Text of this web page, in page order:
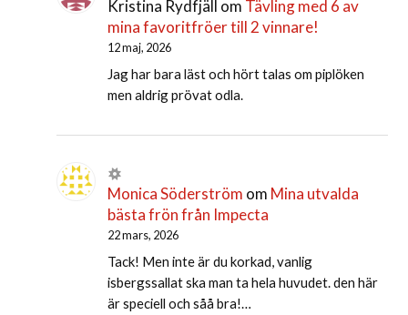
Kristina Rydfjäll om Tävling med 6 av
mina favoritfröer till 2 vinnare!
12 maj, 2026
Jag har bara läst och hört talas om piplöken
men aldrig prövat odla.
Monica Söderström om Mina utvalda
bästa frön från Impecta
22 mars, 2026
Tack! Men inte är du korkad, vanlig
isbergssallat ska man ta hela huvudet. den här
är speciell och såå bra!…